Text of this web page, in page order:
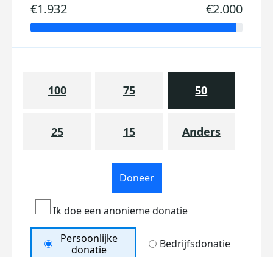
€1.932 €2.000
100 75 50
25 15 Anders
Doneer
Ik doe een anonieme donatie
Persoonlijke
donatie
Bedrijfsdonatie